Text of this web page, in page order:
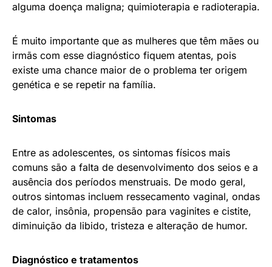
alguma doença maligna; quimioterapia e radioterapia.
É muito importante que as mulheres que têm mães ou
irmãs com esse diagnóstico fiquem atentas, pois
existe uma chance maior de o problema ter origem
genética e se repetir na família.
Sintomas
Entre as adolescentes, os sintomas físicos mais
comuns são a falta de desenvolvimento dos seios e a
ausência dos períodos menstruais. De modo geral,
outros sintomas incluem ressecamento vaginal, ondas
de calor, insônia, propensão para vaginites e cistite,
diminuição da libido, tristeza e alteração de humor.
Diagnóstico e tratamentos